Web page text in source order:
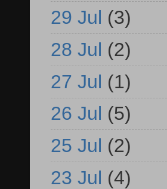
29 Jul (3)
28 Jul (2)
27 Jul (1)
26 Jul (5)
25 Jul (2)
23 Jul (4)